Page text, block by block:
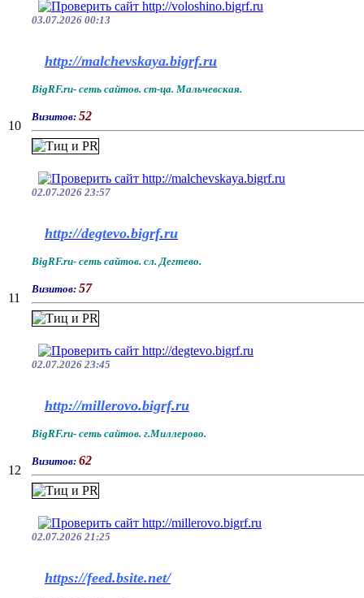
03.07.2026 00:13
10
http://malchevskaya.bigrf.ru
BigRF.ru- сеть сайтов. ст-ца. Мальчевская.
Визитов: 52
02.07.2026 23:57
11
http://degtevo.bigrf.ru
BigRF.ru- сеть сайтов. сл. Дегтево.
Визитов: 57
02.07.2026 23:45
12
http://millerovo.bigrf.ru
BigRF.ru- сеть сайтов. г.Миллерово.
Визитов: 62
02.07.2026 21:25
https://feed.bsite.net/